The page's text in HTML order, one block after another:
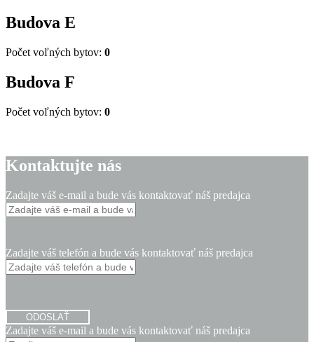
Budova E
Počet voľných bytov: 0
Budova F
Počet voľných bytov: 0
Kontaktujte nás
Zadajte váš e-mail a bude vás kontaktovať náš predajca
Zadajte váš telefón a bude vás kontaktovať náš predajca
ODOSLAŤ
Zadajte váš e-mail a bude vás kontaktovať náš predajca